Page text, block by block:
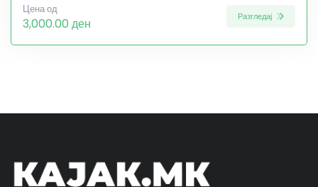
Цена од
3,000.00 ден Разгледај